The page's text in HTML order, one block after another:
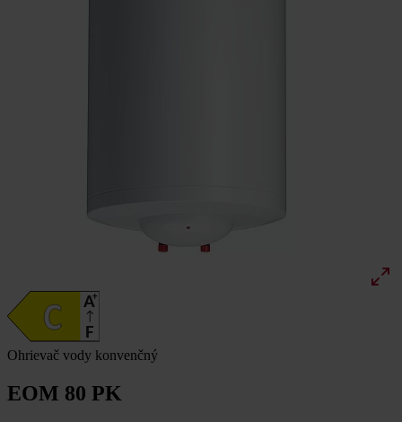
Ohrievač vody konvenčný
EOM 80 PK